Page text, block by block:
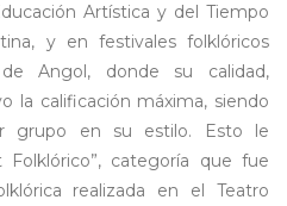
Artística y del Tiempo
y en festivales folklóricos
Angol, donde su calidad,
la calificación máxima, siendo
grupo en su estilo. Esto le
categoría que fue
realizada en el Teatro